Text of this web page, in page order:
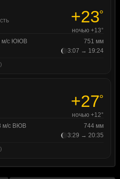
+23°
ночью +13°
м/с ЮЮВ
751 мм
3:07 → 19:24
+27°
ночью +12°
м/с ВЮВ
744 мм
3:29 → 20:35